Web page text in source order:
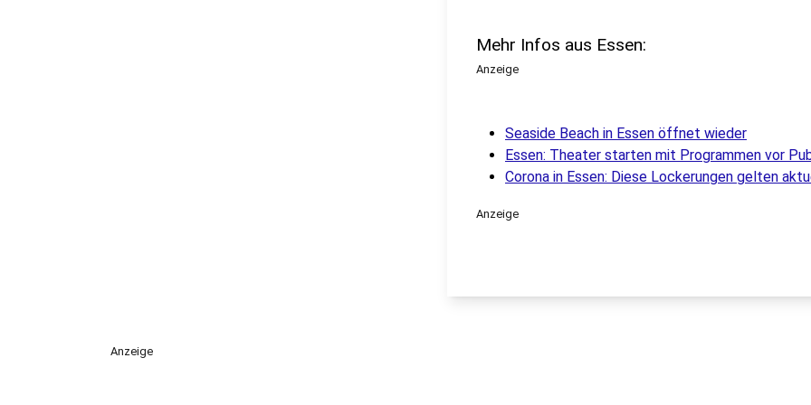
Mehr Infos aus Essen:
Anzeige
Seaside Beach in Essen öffnet wieder
Essen: Theater starten mit Programmen vor
Corona in Essen: Diese Lockerungen gelten
Anzeige
Anzeige